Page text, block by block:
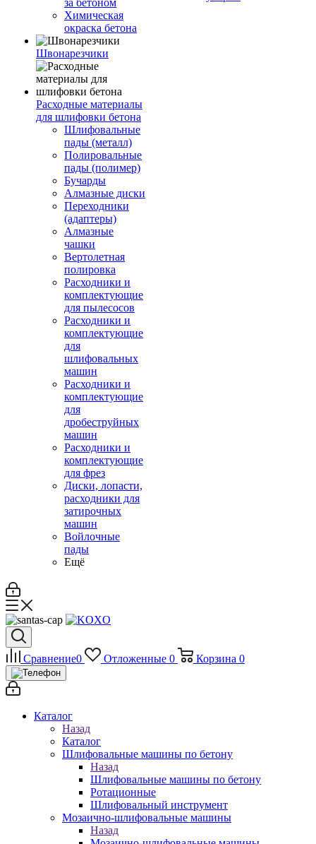
за бетоном
Химическая
окраска бетона
Швонарезчики
Расходные материалы
для шлифовки бетона
Шлифовальные
пады (металл)
Полировальные
пады (полимер)
Бучарды
Алмазные диски
Переходники
(адаптеры)
Алмазные
чашки
Вертолетная
полировка
Расходники и
комплектующие
для пылесосов
Расходники и
комплектующие
для
шлифовальных
машин
Расходники и
комплектующие
для
дробеструйных
машин
Расходники и
комплектующие
для фрез
Диски, лопасти,
расходники для
затирочных
машин
Войлочные
пады
Ещё
Сравнение0 Отложенные 0 Корзина 0
Каталог
Назад
Каталог
Шлифовальные машины по бетону
Назад
Шлифовальные машины по бетону
Ротационные
Шлифовальный инструмент
Мозаично-шлифовальные машины
Назад